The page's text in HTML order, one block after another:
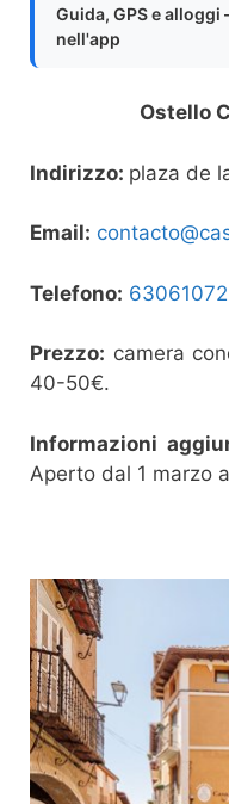
Guida, GPS e
nell'app
Ostello
Indirizzo: plaza de
Email:
Telefono:
Prezzo: camera
40-50€.
Informazioni
Aperto dal 1 marzo